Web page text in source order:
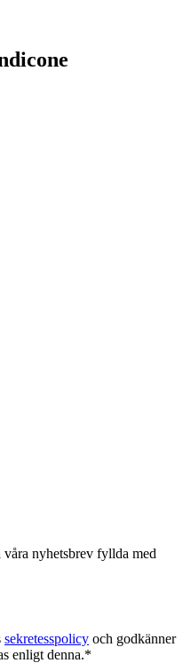
nyhetsbrev fyllda med
sekretesspolicy och godkänner
enligt denna.*